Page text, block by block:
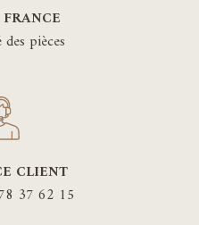
pièces
CLIENT
37 62 15